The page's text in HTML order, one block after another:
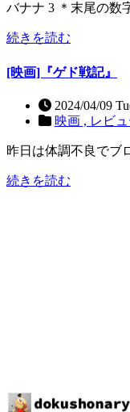
バナナ 3 ＊末尾の数
続きを読む
[映画]『ゲド戦記』
2024/04/09
映画 , レビ
昨日は体調不良でブ
続きを読む